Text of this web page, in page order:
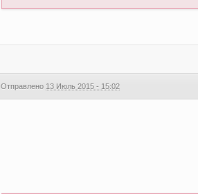
Отправлено 13 Июль 2015 - 15:02